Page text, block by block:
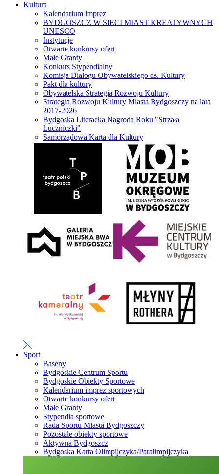
Kultura
Kalendarium imprez
BYDGOSZCZ W SIECI MIAST KREATYWNYCH
UNESCO
Instytucje
Otwarte konkursy ofert
Małe Granty
Konkurs Stypendialny
Komisja Dialogu Obywatelskiego ds. Kultury
Pakt dla kultury
Obywatelska Strategia Rozwoju Kultury
Strategia Rozwoju Kultury Miasta Bydgoszczy na lata
2017-2026
Bydgoska Literacka Nagroda Roku "Strzała
Łuczniczki"
Samorządowa Karta dla Kultury
Sport
Baseny
Bydgoskie Centrum Sportu
Bydgoskie Obiekty Sportowe
Kalendarium imprez sportowych
Otwarte konkursy ofert
Małe Granty
Stypendia sportowe
Rada Sportu Miasta Bydgoszczy
Pozostałe obiekty sportowe
Aktywna Bydgoszcz
Bydgoska Karta Olimpijczyka/Paralimpijczyka